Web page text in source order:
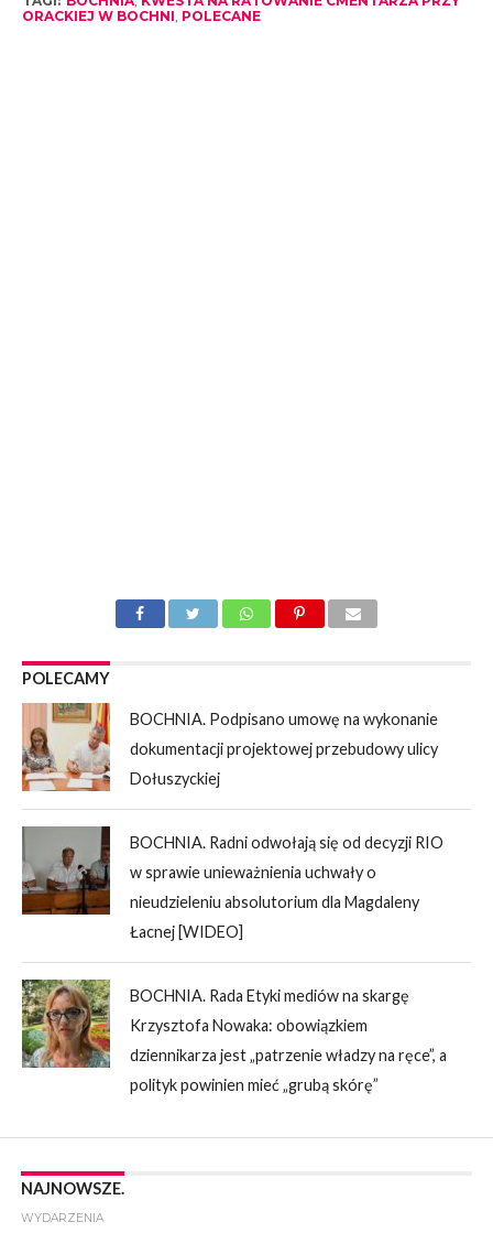
ORACKIEJ W BOCHNI, POLECANE
POLECAMY
BOCHNIA. Podpisano umowę na wykonanie
dokumentacji projektowej przebudowy ulicy
Dołuszyckiej
BOCHNIA. Radni odwołają się od decyzji RIO
w sprawie unieważnienia uchwały o
nieudzieleniu absolutorium dla Magdaleny
Łacnej [WIDEO]
BOCHNIA. Rada Etyki mediów na skargę
Krzysztofa Nowaka: obowiązkiem
dziennikarza jest „patrzenie władzy na ręce”, a
polityk powinien mieć „grubą skórę”
NAJNOWSZE.
WYDARZENIA